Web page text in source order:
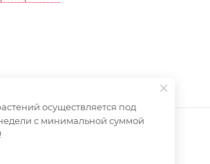
осуществляется под
с минимальной суммой